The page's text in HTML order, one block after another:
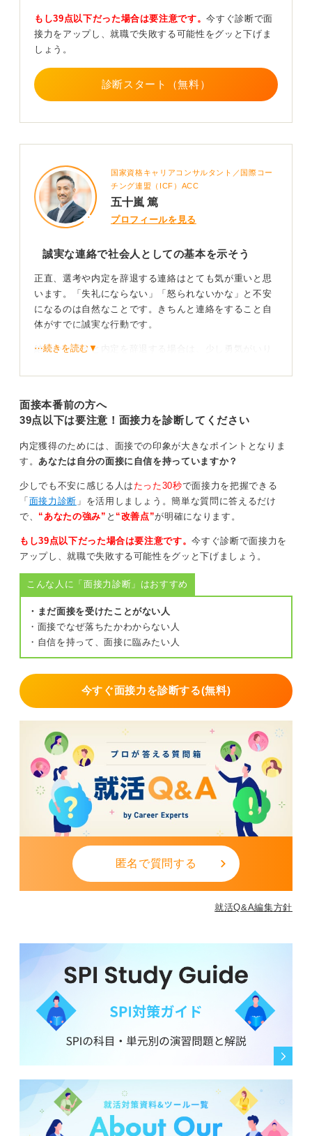
た場合でも、折り返しを強くお願いする必要はありませ
ん。
し、その方が相手の負担にならない事もあります。
メールの場合も結論を先に簡潔に書き、これまでの対応
ませんが、相手の時間を取らない配慮の方が大切だと思
いますよ。
0
もし39点以下だった場合は要注意です。今すぐ診断で面
接力をアップし、就職で失敗する可能性をグッと下げま
しょう。
診断スタート（無料）
国家資格キャリアコンサルタント／国際コー
チング連盟（ICF）ACC
五十嵐 篤
プロフィールを見る
誠実な連絡で社会人としての基本を示そう
正直、選考や内定を辞退する連絡はとても気が重いと思
います。「失礼にならない」「怒られないかな」と不安
になるのは自然なことです。きちんと連絡をすること自
体がすでに誠実な行動です。
結論から言うと内定を辞退する場合は、少し勇気がいり
ることを伝えるだけで印象は大きく変わります。
電話の時間帯は平日の10時〜11時半、または14時〜16時
が適切です。始業直後や昼休み、終業間際は避けましょ
う。
早めに丁寧に伝えることが最も大切
とはいえどうしても電話が難しい場合や、担当者につな
がらない場合は丁寧なメールでも問題ありません。
一方で書類選考中や一次、二次面接段階での辞退であれ
ば、メールでの連絡でもビジネスマナー上問題ありませ
ん。その際も辞退理由を簡潔に感謝を必ず添える、結論
を先に伝えることが重要ですよ。
電話メールいずれの場合も詳細な理由説明は不要で、熟
⋯続きを読む▼
面接本番前の方へ
39点以下は要注意！面接力を診断してください
内定獲得のためには、面接での印象が大きなポイントとなりま
す。あなたは自分の面接に自信を持っていますか？
少しでも不安に感じる人は たった30秒で面接力を把握できる
「 面接力診断 」を活用しましょう。簡単な質問に答えるだけ
で、 “あなたの強み” と “改善点”が明確になります。
もし39点以下だった場合は要注意です。今すぐ診断で面接力を
アップし、就職で失敗する可能性をグッと下げましょう。
こんな人に「面接力診断」はおすすめ
・まだ面接を受けたことがない人
・面接でなぜ落ちたかわからない人
・自信を持って、面接に臨みたい人
今すぐ面接力を診断する(無料)
匿名で質問する
就活Q&A編集方針